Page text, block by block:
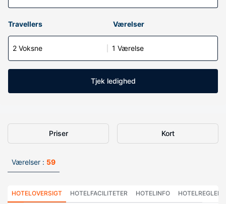
Travellers Værelser
2 Voksne 1 Værelse
Tjek ledighed
Priser Kort
Værelser : 59
HOTELOVERSIGT HOTELFACILITETER HOTELINFO HOTELREGLER